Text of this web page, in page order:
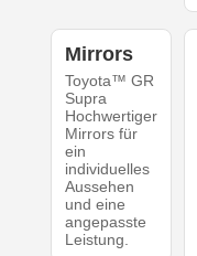
Mirrors
Toyota™ GR
Supra
Hochwertiger
Mirrors für
ein
individuelles
Aussehen
und eine
angepasste
Leistung.